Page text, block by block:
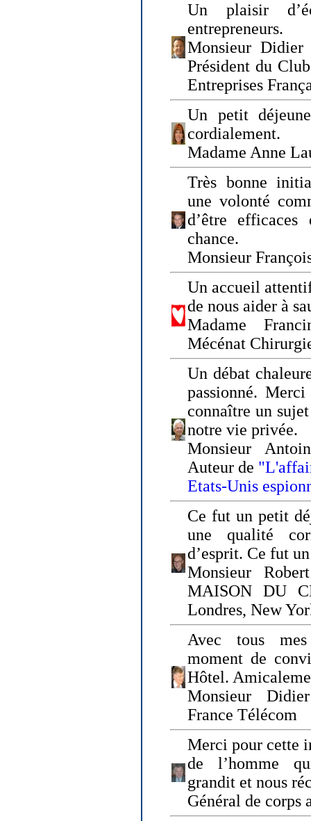
Un plaisir
entrepreneurs.
Monsieur
Président du
Entreprises
Un petit
cordialement.
Madame Anne
Très bonne
une volonté
d’être
chance.
Monsieur
Un accueil
de nous aider à
Madame
Mécénat
Un débat
passionné.
connaître un
notre vie privée.
Monsieur
Auteur de
Etats-Unis
Ce fut un petit
une qualité
d’esprit. Ce fut
Monsieur
MAISON DU
Londres, New
Avec tous
moment de
Hôtel.
Monsieur
France Télécom
Merci pour cette
de l’homme
grandit et nous
Général de corps